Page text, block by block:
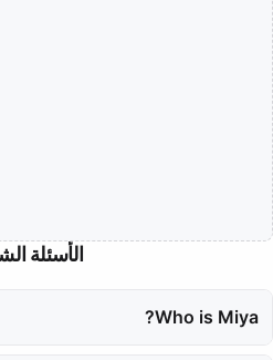
الأسئلة
Who is Miya?